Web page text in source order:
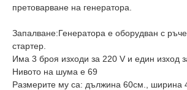
претоварване на генератора.
Запалване:Генератора е оборудван с
стартер.
Има 3 броя изходи за 220 V и един изход
Нивото на шума е 69
Размерите му са: дължина 60см., ширина